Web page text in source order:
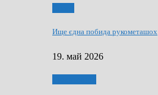
Ище єдна побида рукометашох
19. май 2026